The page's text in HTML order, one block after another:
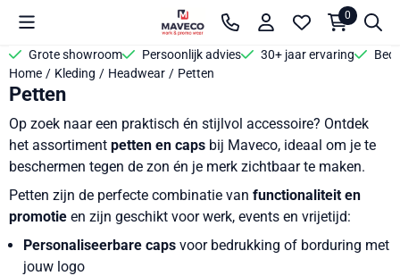
Cookievoorkeuren zijn beschikbaar. Kies instellingen of sta alle
0
Grote showroom Persoonlijk advies 30+ jaar ervaring
Home / Kleding / Headwear / Petten
Petten
Op zoek naar een praktisch én stijlvol accessoire? Ontdek
het assortiment petten en caps bij Maveco, ideaal om je te
beschermen tegen de zon én je merk zichtbaar te maken.
Petten zijn de perfecte combinatie van functionaliteit en
promotie en zijn geschikt voor werk, events en vrijetijd:
Personaliseerbare caps voor bedrukking of borduring met
jouw logo